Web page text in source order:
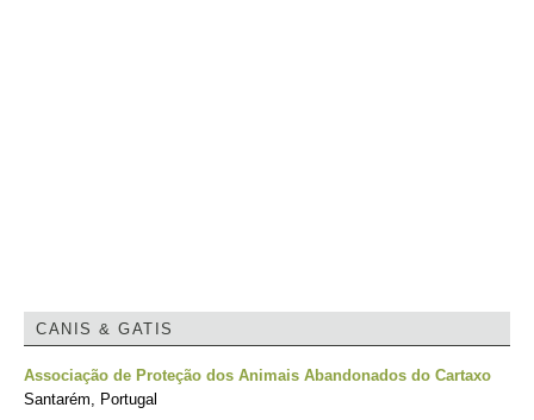
CANIS & GATIS
Associação de Proteção dos Animais Abandonados do Cartaxo
Santarém, Portugal